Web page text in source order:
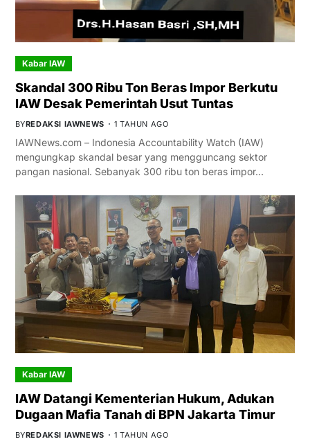
Kabar IAW
Skandal 300 Ribu Ton Beras Impor Berkutu
IAW Desak Pemerintah Usut Tuntas
BYREDAKSI IAWNEWS 1 TAHUN AGO
IAWNews.com – Indonesia Accountability Watch (IAW)
mengungkap skandal besar yang mengguncang sektor
pangan nasional. Sebanyak 300 ribu ton beras impor…
Kabar IAW
IAW Datangi Kementerian Hukum, Adukan
Dugaan Mafia Tanah di BPN Jakarta Timur
BYREDAKSI IAWNEWS 1 TAHUN AGO